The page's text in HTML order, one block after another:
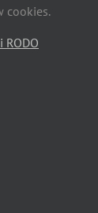
cookies.